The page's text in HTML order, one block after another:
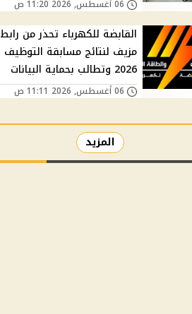
06 أغسطس, 2026 11:20 ص
القابضة للكهرباء تحذر من رابط
مزيف لنتائج مسابقة التوظيف
2026 وتطالب بحماية البيانات
06 أغسطس, 2026 11:11 ص
المزيد